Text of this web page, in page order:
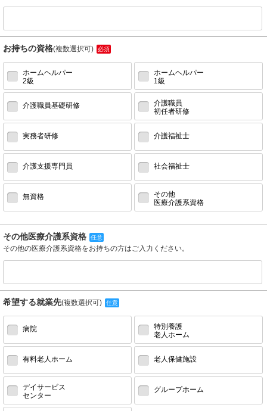
お持ちの資格(複数選択可) 必須
ホームヘルパー
2級
ホームヘルパー
1級
介護職員基礎研修
介護職員
初任者研修
実務者研修 介護福祉士
介護支援専門員 社会福祉士
無資格
その他
医療介護系資格
その他医療介護系資格 任意
その他の医療介護系資格をお持ちの方はご入力ください。
希望する就業先(複数選択可) 任意
病院
特別養護
老人ホーム
有料老人ホーム 老人保健施設
デイサービス
センター
グループホーム